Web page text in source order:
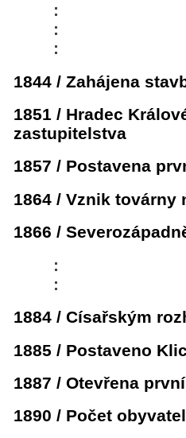
:
:
:
1844 / Zahájena
1851 / Hradec
zastupitelstva
1857 / Postavena
1864 / Vznik továrny
1866 /
:
:
1884 / Císařským
1885 / Postaveno
1887 / Otevřena
1890 / Počet